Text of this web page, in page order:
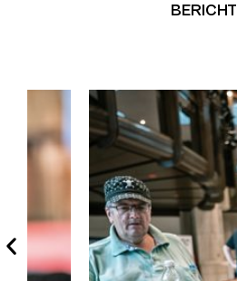
BERICHT